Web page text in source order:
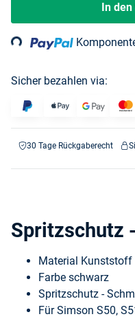
In
Sicher bezahlen via:
30 Tage Rückgaberecht
Spritzschutz
Material Kunststoff
Farbe schwarz
Spritzschutz -
Für Simson S50,